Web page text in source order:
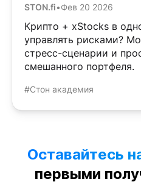
STON.fi•Фев 20 2026
Крипто + xStocks в
управлять рисками?
стресс-сценарии и
смешанного портфеля.
#Стон академия
Оставайтесь
первыми